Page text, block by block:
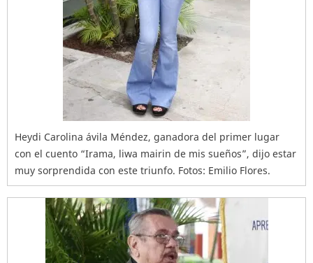
Heydi Carolina ávila Méndez, ganadora del primer lugar
con el cuento “Irama, liwa mairin de mis sueños”, dijo estar
muy sorprendida con este triunfo. Fotos: Emilio Flores.